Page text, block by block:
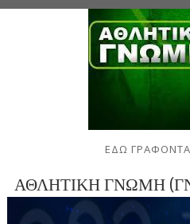
ΕΔΩ
ΑΘΛΗΤΙΚΗ ΓΝΩΜΗ